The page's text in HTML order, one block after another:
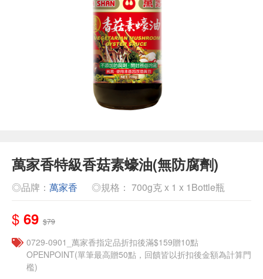
萬家香特級香菇素蠔油(無防腐劑)
◎品牌： 萬家香 ◎規格： 700g克 x 1 x 1Bottle瓶
$ 69 $79
0729-0901_萬家香指定品折扣後滿$159贈10點
OPENPOINT(單筆最高贈50點，回饋皆以折扣後金額為計算門
檻)